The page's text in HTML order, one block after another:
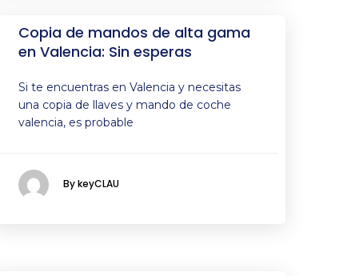
Copia de mandos de alta gama
en Valencia: Sin esperas
Si te encuentras en Valencia y necesitas
una copia de llaves y mando de coche
valencia, es probable
By keyCLAU